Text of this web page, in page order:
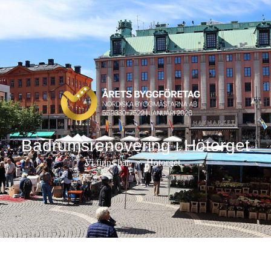
Badrumsrenovering i Hötorget
Vi finns här » Hötorget